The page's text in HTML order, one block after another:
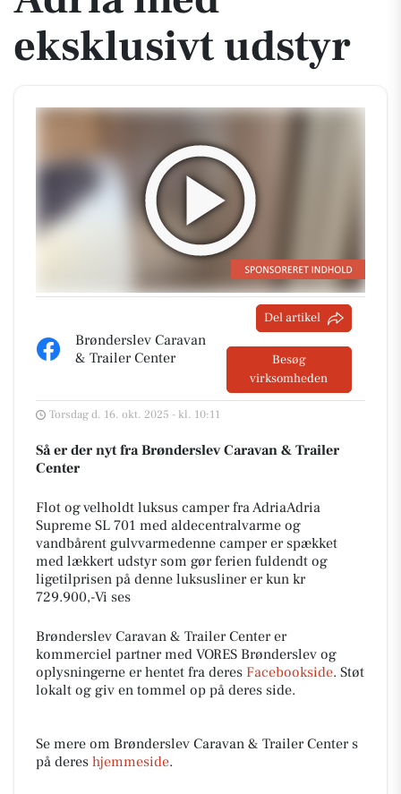
eksklusivt udstyr
Brønderslev Caravan
& Trailer Center
Del artikel
Besøg
virksomheden
Torsdag d. 16. okt. 2025 - kl. 10:11
Så er der nyt fra Brønderslev Caravan & Trailer
Center
Flot og velholdt luksus camper fra AdriaAdria
Supreme SL 701 med aldecentralvarme og
vandbårent gulvvarmedenne camper er spækket
med lækkert udstyr som gør ferien fuldendt og
ligetilprisen på denne luksusliner er kun kr
729.900,-Vi ses
Brønderslev Caravan & Trailer Center er
kommerciel partner med VORES Brønderslev og
oplysningerne er hentet fra deres Facebookside. Støt
lokalt og giv en tommel op på deres side.
Se mere om Brønderslev Caravan & Trailer Center s
på deres hjemmeside.